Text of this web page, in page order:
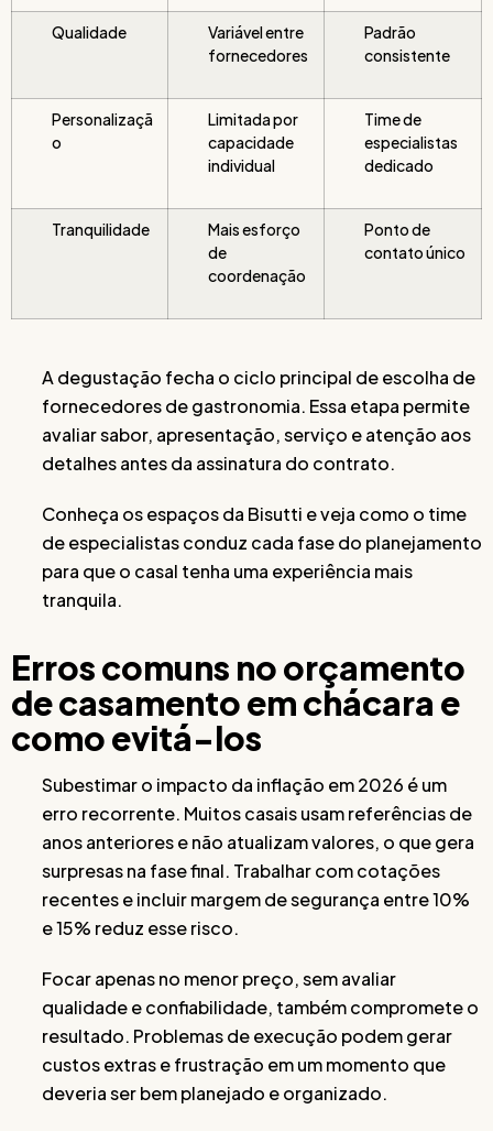
Qualidade
Variável entre
fornecedores
Padrão
consistente
Personalizaçã
o
Limitada por
capacidade
individual
Time de
especialistas
dedicado
Tranquilidade
Mais esforço
de
coordenação
Ponto de
contato único
A degustação fecha o ciclo principal de escolha de
fornecedores de gastronomia. Essa etapa permite
avaliar sabor, apresentação, serviço e atenção aos
detalhes antes da assinatura do contrato.
Conheça os espaços da Bisutti e veja como o time
de especialistas conduz cada fase do planejamento
para que o casal tenha uma experiência mais
tranquila.
Erros comuns no orçamento
de casamento em chácara e
como evitá-los
Subestimar o impacto da inflação em 2026 é um
erro recorrente. Muitos casais usam referências de
anos anteriores e não atualizam valores, o que gera
surpresas na fase final. Trabalhar com cotações
recentes e incluir margem de segurança entre 10%
e 15% reduz esse risco.
Focar apenas no menor preço, sem avaliar
qualidade e confiabilidade, também compromete o
resultado. Problemas de execução podem gerar
custos extras e frustração em um momento que
deveria ser bem planejado e organizado.